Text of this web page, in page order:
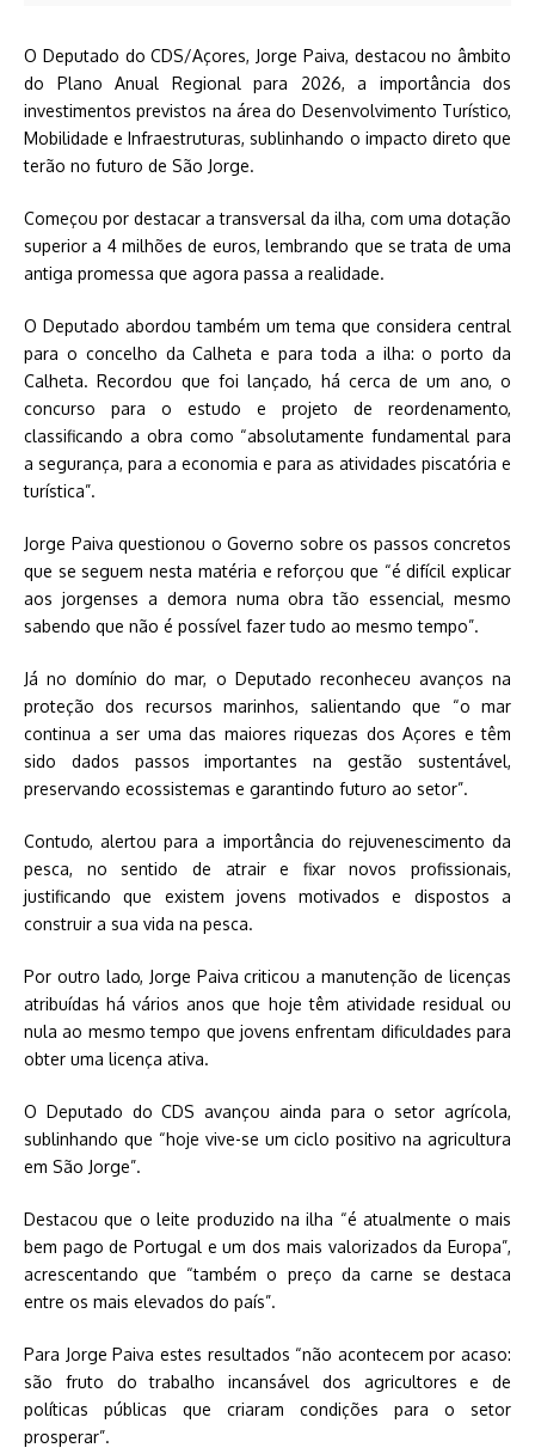
O Deputado do CDS/Açores, Jorge Paiva, destacou no âmbito
do Plano Anual Regional para 2026, a importância dos
investimentos previstos na área do Desenvolvimento Turístico,
Mobilidade e Infraestruturas, sublinhando o impacto direto que
terão no futuro de São Jorge.
Começou por destacar a transversal da ilha, com uma dotação
superior a 4 milhões de euros, lembrando que se trata de uma
antiga promessa que agora passa a realidade.
O Deputado abordou também um tema que considera central
para o concelho da Calheta e para toda a ilha: o porto da
Calheta. Recordou que foi lançado, há cerca de um ano, o
concurso para o estudo e projeto de reordenamento,
classificando a obra como “absolutamente fundamental para
a segurança, para a economia e para as atividades piscatória e
turística”.
Jorge Paiva questionou o Governo sobre os passos concretos
que se seguem nesta matéria e reforçou que “é difícil explicar
aos jorgenses a demora numa obra tão essencial, mesmo
sabendo que não é possível fazer tudo ao mesmo tempo”.
Já no domínio do mar, o Deputado reconheceu avanços na
proteção dos recursos marinhos, salientando que “o mar
continua a ser uma das maiores riquezas dos Açores e têm
sido dados passos importantes na gestão sustentável,
preservando ecossistemas e garantindo futuro ao setor”.
Contudo, alertou para a importância do rejuvenescimento da
pesca, no sentido de atrair e fixar novos profissionais,
justificando que existem jovens motivados e dispostos a
construir a sua vida na pesca.
Por outro lado, Jorge Paiva criticou a manutenção de licenças
atribuídas há vários anos que hoje têm atividade residual ou
nula ao mesmo tempo que jovens enfrentam dificuldades para
obter uma licença ativa.
O Deputado do CDS avançou ainda para o setor agrícola,
sublinhando que “hoje vive-se um ciclo positivo na agricultura
em São Jorge”.
Destacou que o leite produzido na ilha “é atualmente o mais
bem pago de Portugal e um dos mais valorizados da Europa”,
acrescentando que “também o preço da carne se destaca
entre os mais elevados do país”.
Para Jorge Paiva estes resultados “não acontecem por acaso:
são fruto do trabalho incansável dos agricultores e de
políticas públicas que criaram condições para o setor
prosperar”.